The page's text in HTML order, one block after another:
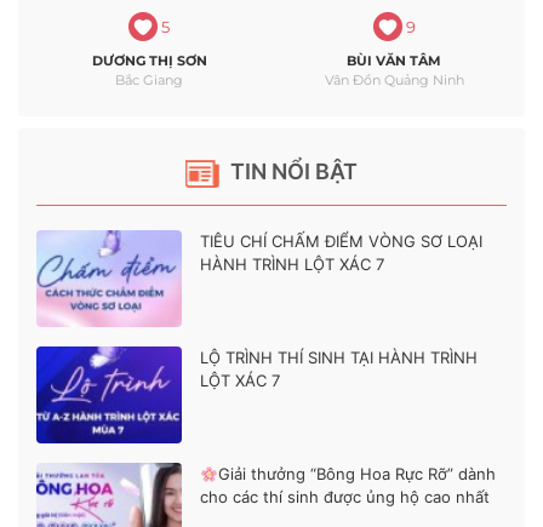
TIN NỔI BẬT
TIÊU CHÍ CHẤM ĐIỂM VÒNG SƠ LOẠI
HÀNH TRÌNH LỘT XÁC 7
LỘ TRÌNH THÍ SINH TẠI HÀNH TRÌNH
LỘT XÁC 7
Giải thưởng “Bông Hoa Rực Rỡ” dành
cho các thí sinh được ủng hộ cao nhất
5
DƯƠNG THỊ SƠN
Bắc Giang
9
BÙI VĂN TÂM
Vân Đồn Quảng Ninh